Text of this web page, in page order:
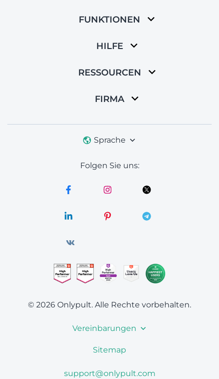
FUNKTIONEN
HILFE
RESSOURCEN
FIRMA
Sprache
Folgen Sie uns:
© 2026 Onlypult. Alle Rechte vorbehalten.
Vereinbarungen
Sitemap
support@onlypult.com